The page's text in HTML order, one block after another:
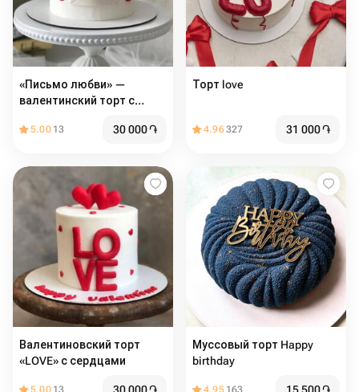
«Письмо любви» —
валентинский торт с
5.00 13 30 000֏
Торт love
4.96327 31 000֏
Валентиновский торт
«LOVE» с сердцами
5.00 13
Муссовый торт Happy
birthday
4.95 163